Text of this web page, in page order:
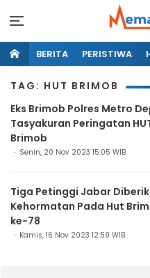
BERITA PERISTIWA
TAG: HUT BRIMOB
Eks Brimob Polres Metro
Tasyakuran Peringatan
Brimob
Senin, 20 Nov 2023 15:05 WIB
Tiga Petinggi Jabar
Kehormatan Pada Hut
ke-78
Kamis, 16 Nov 2023 12:59 WIB